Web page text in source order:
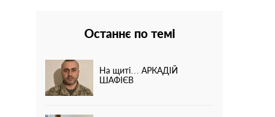
Останнє по темі
На щиті… АРКАДІЙ
ШАФІЄВ